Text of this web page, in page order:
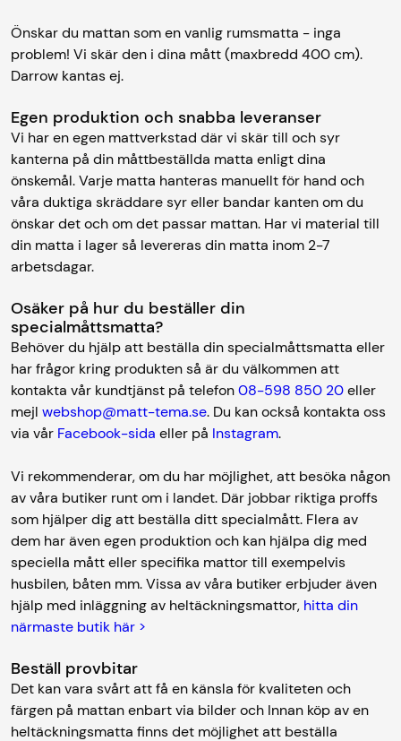
Önskar du mattan som en vanlig rumsmatta - inga
problem! Vi skär den i dina mått (maxbredd 400 cm).
Darrow kantas ej.
Egen produktion och snabba leveranser
Vi har en egen mattverkstad där vi skär till och syr
kanterna på din måttbeställda matta enligt dina
önskemål. Varje matta hanteras manuellt för hand och
våra duktiga skräddare syr eller bandar kanten om du
önskar det och om det passar mattan. Har vi material till
din matta i lager så levereras din matta inom 2-7
arbetsdagar.
Osäker på hur du beställer din
specialmåttsmatta?
Behöver du hjälp att beställa din specialmåttsmatta eller
har frågor kring produkten så är du välkommen att
kontakta vår kundtjänst på telefon08-598 850 20eller
mejl webshop@matt-tema.se. Du kan också kontakta oss
via vår Facebook-sida eller på Instagram.
Vi rekommenderar, om du har möjlighet, att besöka någon
av våra butiker runt om i landet. Där jobbar riktiga proffs
som hjälper dig att beställa ditt specialmått. Flera av
dem har även egen produktion och kan hjälpa dig med
speciella mått eller specifika mattor till exempelvis
husbilen, båten mm. Vissa av våra butiker erbjuder även
hjälp med inläggning av heltäckningsmattor, hitta din
närmaste butik här >
Beställ provbitar
Det kan vara svårt att få en känsla för kvaliteten och
färgen på mattan enbart via bilder och Innan köp av en
heltäckningsmatta finns det möjlighet att beställa